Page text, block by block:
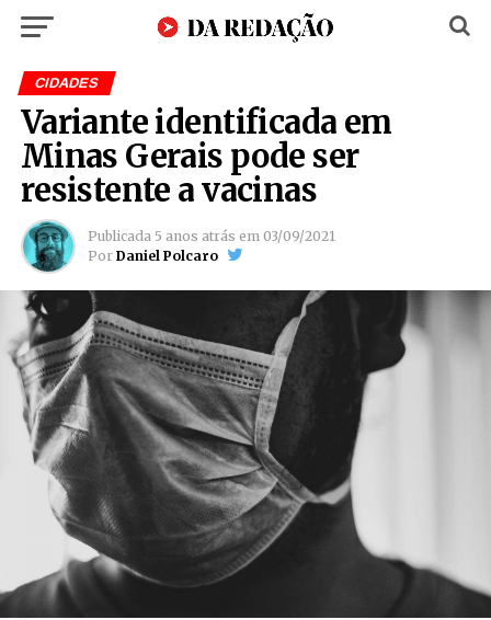
CIDADES
Variante identificada em
Minas Gerais pode ser
resistente a vacinas
Publicada 5 anos atrás em 03/09/2021
Por Daniel Polcaro